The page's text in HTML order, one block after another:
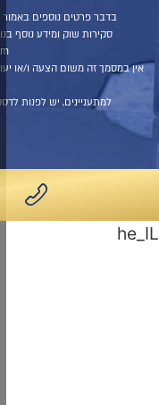
ניתן לפנות למשרדינו בטלפון : 036167070
מכשירים פיננסיים ניתן למצוא
ו/או המלצה כל שהיא לביצוע ו/או
שהיא
אנליסטים לקבלת מידע ופרטים